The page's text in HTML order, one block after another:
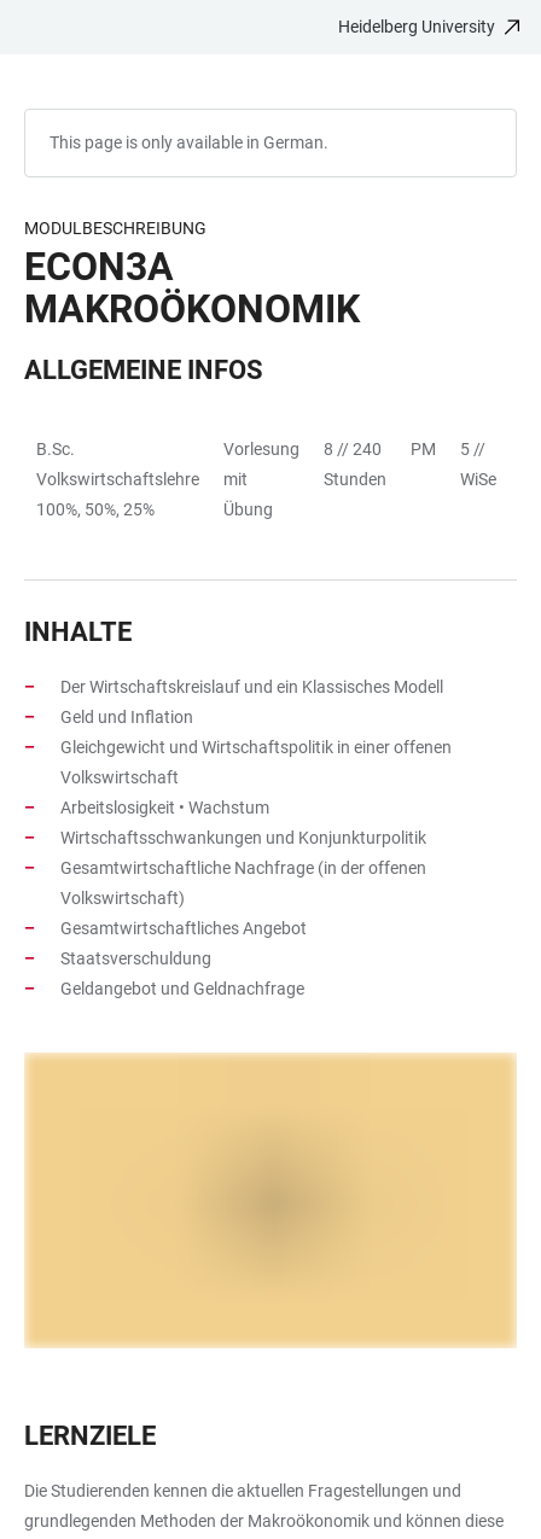
Heidelberg University
This page is only available in German.
MODULBESCHREIBUNG
ECON3A
MAKROÖKONOMIK
ALLGEMEINE INFOS
TABLE
B.Sc.
Volkswirtschaftslehre
100%, 50%, 25%
Vorlesung
mit
Übung
8 // 240
Stunden
PM
5 //
WiSe
INHALTE
Der Wirtschaftskreislauf und ein Klassisches Modell
Geld und Inflation
Gleichgewicht und Wirtschaftspolitik in einer offenen
Volkswirtschaft
Arbeitslosigkeit • Wachstum
Wirtschaftsschwankungen und Konjunkturpolitik
Gesamtwirtschaftliche Nachfrage (in der offenen
Volkswirtschaft)
Gesamtwirtschaftliches Angebot
Staatsverschuldung
Geldangebot und Geldnachfrage
LERNZIELE
Die Studierenden kennen die aktuellen Fragestellungen und
grundlegenden Methoden der Makroökonomik und können diese